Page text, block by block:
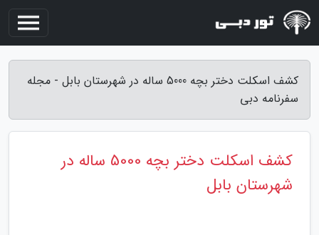
کشف اسکلت دختر بچه 5000 ساله در شهرستان بابل - مجله
سفرنامه دبی
کشف اسکلت دختر بچه 5000 ساله در
شهرستان بابل